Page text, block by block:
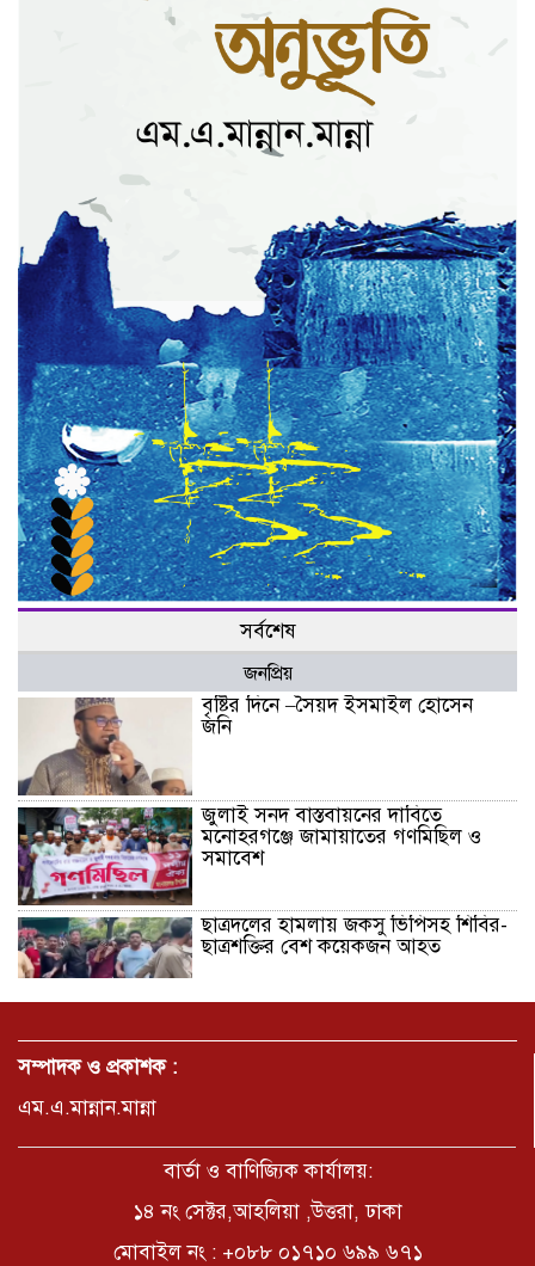
সর্বশেষ
জনপ্রিয়
বৃষ্টির দিনে –সৈয়দ ইসমাইল হোসেন
জনি
জুলাই সনদ বাস্তবায়নের দাবিতে
মনোহরগঞ্জে জামায়াতের গণমিছিল ও
সমাবেশ
ছাত্রদলের হামলায় জকসু ভিপিসহ শিবির-
ছাত্রশক্তির বেশ কয়েকজন আহত
মির্জাপুর পূর্ব ৮নং ওয়ার্ড বিএনপির
ভ্রমণ কাহিনী: পদ্মা পারে আনন্দ ভ্রমণ –
আব্দুস সাত্তার সুমন
সময় –মুক্তা পারভীন
সম্পাদক ও প্রকাশক :
এম.এ.মান্নান.মান্না
বার্তা ও বাণিজ্যিক কার্যালয়:
১৪ নং সেক্টর,আহলিয়া ,উত্তরা, ঢাকা
মোবাইল নং : +০৮৮ ০১৭১০ ৬৯৯ ৬৭১